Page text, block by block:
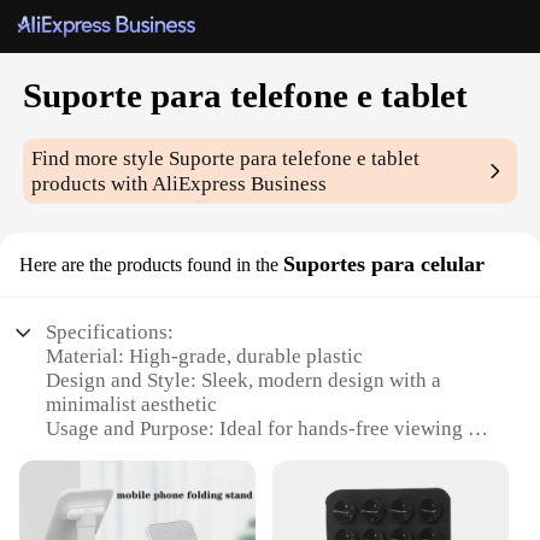
Suporte para telefone e tablet
Find more style Suporte para telefone e tablet
products with AliExpress Business
Here are the products found in the Suportes para celular
Specifications:
Material: High-grade, durable plastic
Design and Style: Sleek, modern design with a
minimalist aesthetic
Usage and Purpose: Ideal for hands-free viewing of
office, or on-the-go
Shape or Size or Weight or Quantity: Compact and